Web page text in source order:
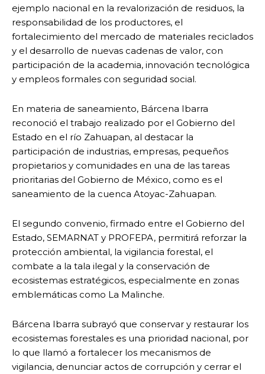
ejemplo nacional en la revalorización de residuos, la
responsabilidad de los productores, el
fortalecimiento del mercado de materiales reciclados
y el desarrollo de nuevas cadenas de valor, con
participación de la academia, innovación tecnológica
y empleos formales con seguridad social.
En materia de saneamiento, Bárcena Ibarra
reconoció el trabajo realizado por el Gobierno del
Estado en el río Zahuapan, al destacar la
participación de industrias, empresas, pequeños
propietarios y comunidades en una de las tareas
prioritarias del Gobierno de México, como es el
saneamiento de la cuenca Atoyac-Zahuapan.
El segundo convenio, firmado entre el Gobierno del
Estado, SEMARNAT y PROFEPA, permitirá reforzar la
protección ambiental, la vigilancia forestal, el
combate a la tala ilegal y la conservación de
ecosistemas estratégicos, especialmente en zonas
emblemáticas como La Malinche.
Bárcena Ibarra subrayó que conservar y restaurar los
ecosistemas forestales es una prioridad nacional, por
lo que llamó a fortalecer los mecanismos de
vigilancia, denunciar actos de corrupción y cerrar el